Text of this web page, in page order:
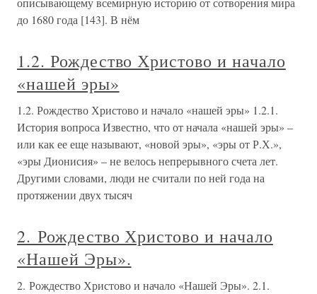
до 1680 года [143]. В нём
1.2. Рождество Христово и начало
«нашей эры»
1.2. Рождество Христово и начало «нашей эры» 1.2.1.
История вопроса Известно, что от начала «нашей эры» –
или как ее еще называют, «новой эры», «эры от Р.Х.»,
«эры Дионисия» – не велось непрерывного счета лет.
Другими словами, люди не считали по ней года на
протяжении двух тысяч
2. Рождество Христово и начало
«Нашей Эры».
2. Рождество Христово и начало «Нашей Эры». 2.1.